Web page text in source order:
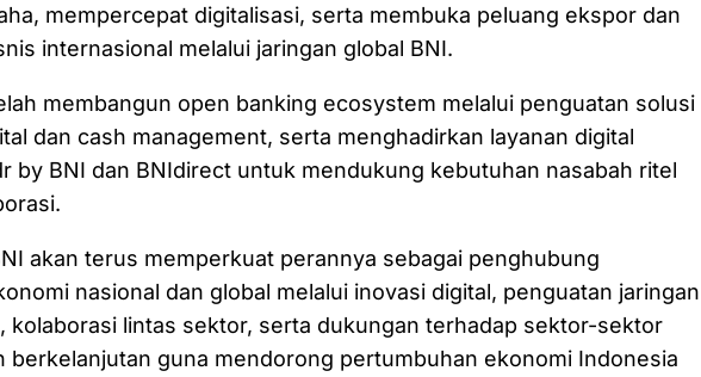
mempercepat digitalisasi, serta membuka peluang ekspor dan
internasional melalui jaringan global BNI.
membangun open banking ecosystem melalui penguatan solusi
dan cash management, serta menghadirkan layanan digital
by BNI dan BNIdirect untuk mendukung kebutuhan nasabah ritel
akan terus memperkuat perannya sebagai penghubung
nasional dan global melalui inovasi digital, penguatan jaringan
kolaborasi lintas sektor, serta dukungan terhadap sektor-sektor
berkelanjutan guna mendorong pertumbuhan ekonomi Indonesia